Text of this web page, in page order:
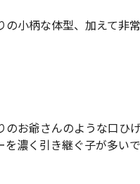
小柄な体型、加えて非
お爺さんのような口ひ
濃く引き継ぐ子が多い